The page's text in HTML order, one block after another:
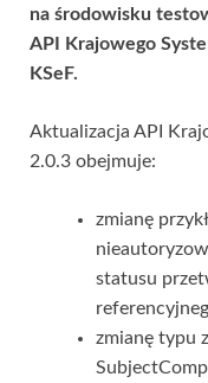
na środowisku
API Krajowego
KSeF.
Aktualizacja API
2.0.3 obejmuje:
zmianę
statusu
zmianę typu